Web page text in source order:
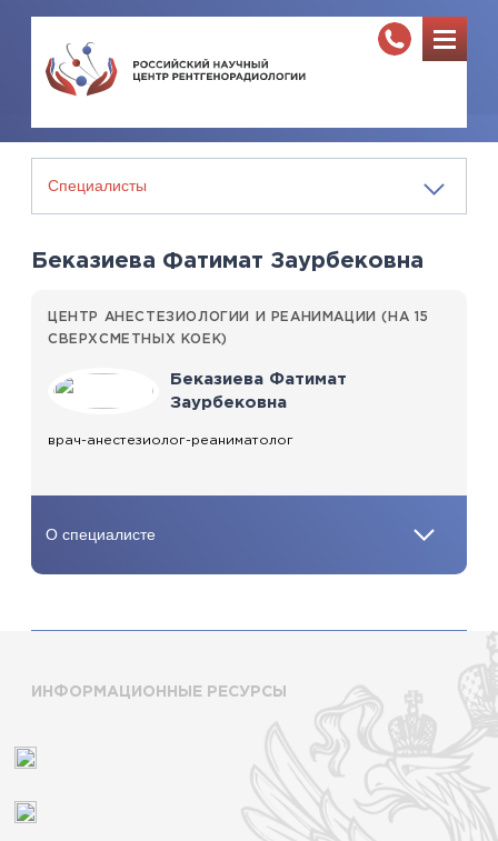
Беказиева Фатимат Заурбековна
ЦЕНТР АНЕСТЕЗИОЛОГИИ И РЕАНИМАЦИИ (НА 15
СВЕРХСМЕТНЫХ КОЕК)
Беказиева Фатимат
Заурбековна
врач-анестезиолог-реаниматолог
ИНФОРМАЦИОННЫЕ РЕСУРСЫ